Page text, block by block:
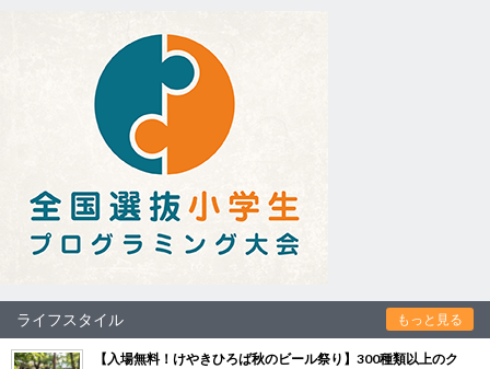
ライフスタイル もっと見る
【入場無料！けやきひろば秋のビール祭り】300種類以上のク